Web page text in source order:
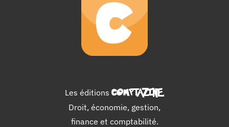
Les éditions COMPTAZINE.
Droit, économie, gestion,
finance et comptabilité.